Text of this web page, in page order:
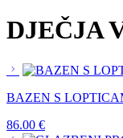
DJEČJA
BAZEN S
86.00 €